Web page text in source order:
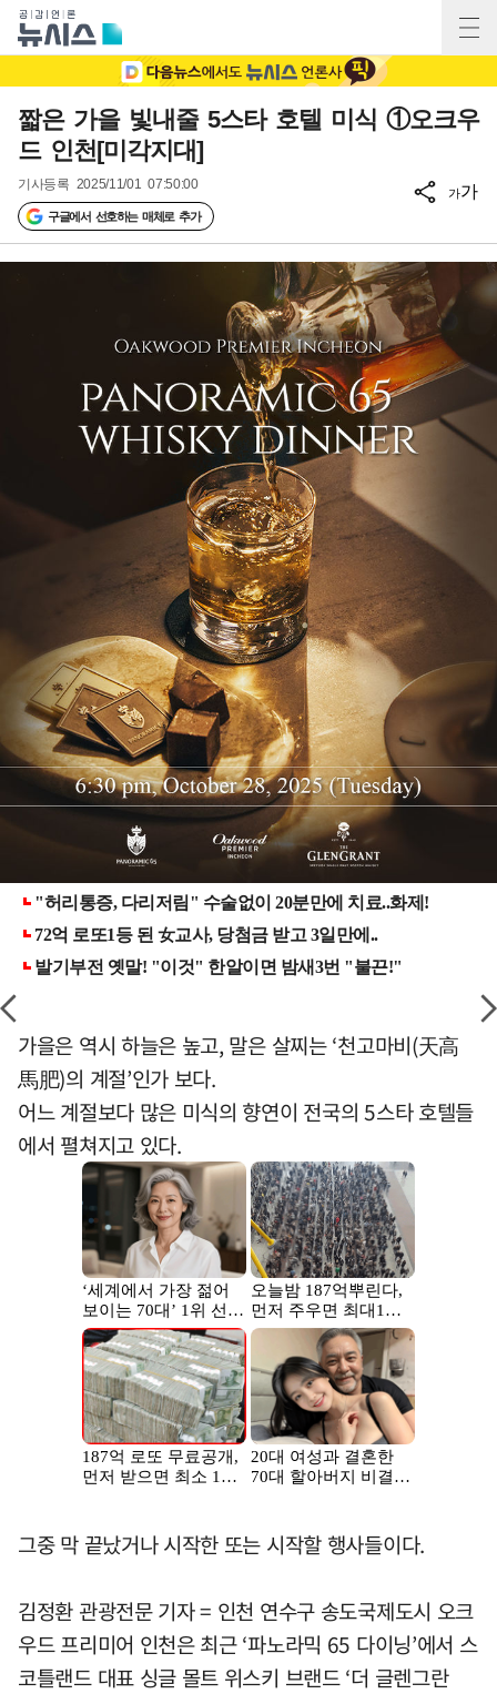
짧은 가을 빛내줄 5스타 호텔 미식 ①오크우
드 인천[미각지대]
기사등록 2025/11/01 07:50:00
구글에서 선호하는 매체로 추가
가가
가을은 역시 하늘은 높고, 말은 살찌는 ‘천고마비(天高
馬肥)의 계절’인가 보다.
어느 계절보다 많은 미식의 향연이 전국의 5스타 호텔들
에서 펼쳐지고 있다.
그중 막 끝났거나 시작한 또는 시작할 행사들이다.
김정환 관광전문 기자 = 인천 연수구 송도국제도시 오크
우드 프리미어 인천은 최근 ‘파노라믹 65 다이닝’에서 스
코틀랜드 대표 싱글 몰트 위스키 브랜드 ‘더 글렌그란